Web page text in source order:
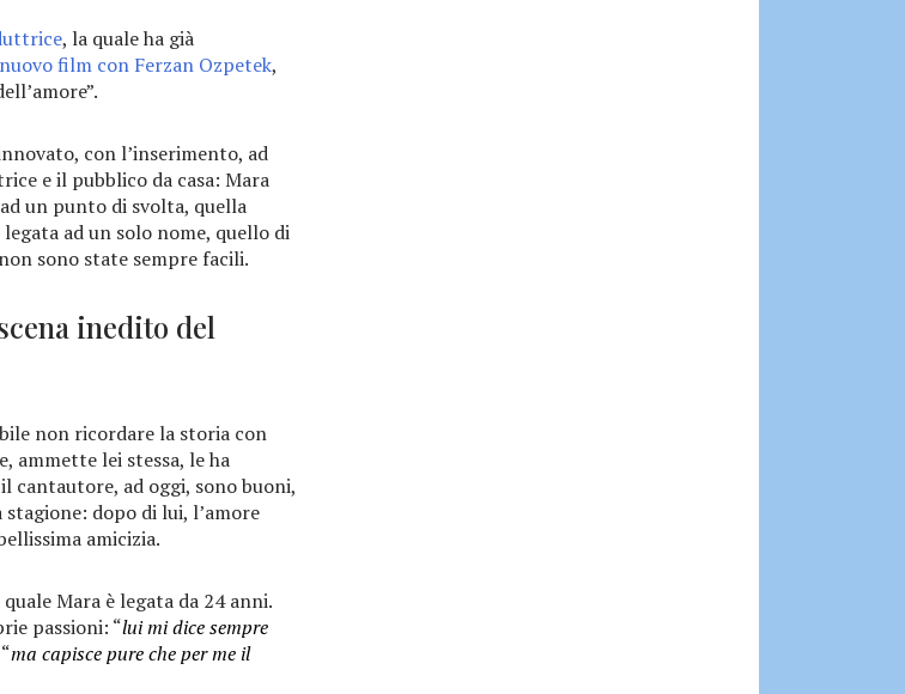
, la quale ha già
nuovo film con Ferzan Ozpetek,
con l’inserimento, ad
e il pubblico da casa: Mara
un punto di svolta, quella
ad un solo nome, quello di
sono state sempre facili.
inedito del
non ricordare la storia con
ammette lei stessa, le ha
cantautore, ad oggi, sono buoni,
dopo di lui, l’amore
amicizia.
quale Mara è legata da 24 anni.
passioni: “lui mi dice sempre
ma capisce pure che per me il